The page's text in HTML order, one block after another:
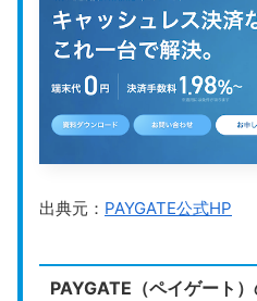
入金サイクル
月6回入金
（三井住
運営会社 株式会社
公式HP https://
Airペイ は、iPhoneやiPadに
ス決済サービスです。月額費
を利用すればカードリーダー
出典元： PAYGATE公式HP
PAYGATE（ペイゲート